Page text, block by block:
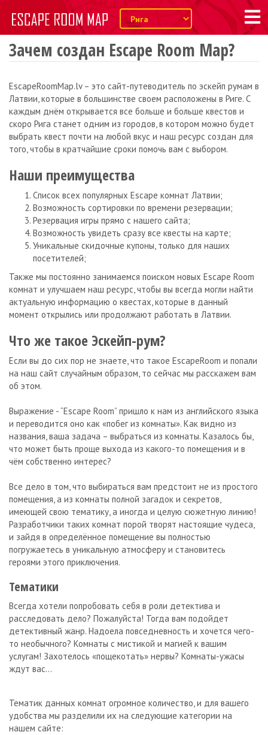
Зачем создан Escape Room Map?
EscapeRoomMap.lv – это сайт-путеводитель по эскейп румам в
Латвии, которые в большинстве своем расположены в Риге. С
каждым днём открывается все больше и больше квестов и
скоро Рига станет одним из городов, в котором можно будет
выбрать квест почти на любой вкус и наш ресурс создан для
того, чтобы в кратчайшие сроки помочь вам с выбором.
Наши преимущества
Список всех популярных Escape комнат Латвии;
Возможность сортировки по времени резервации;
Резервация игры прямо с нашего сайта;
Возможность увидеть сразу все квесты на карте;
Уникальные скидочные купоны, только для наших
посетителей;
Также мы постоянно занимаемся поиском новых Escape Room
комнат и улучшаем наш ресурс, чтобы вы всегда могли найти
актуальную информацию о квестах, которые в данный
момент открылись или продолжают работать в Латвии.
Что же такое Эскейп-рум?
Если вы до сих пор не знаете, что такое EscapeRoom и попали
на наш сайт случайным образом, то сейчас мы расскажем вам
об этом.
Выражение - “Escape Room” пришло к нам из английского языка
и переводится оно как «побег из комнаты». Как видно из
названия, ваша задача – выбраться из комнаты. Казалось бы,
что может быть проще выхода из какого-то помещения и в
чём собственно интерес?
Все дело в том, что выбираться вам предстоит не из простого
помещения, а из комнаты полной загадок и секретов,
имеющей свою тематику, а иногда и целую сюжетную линию!
Разработчики таких комнат порой творят настоящие чудеса,
и зайдя в определённое помещение вы полностью
погружаетесь в уникальную атмосферу и становитесь
героями этого приключения.
Тематики
Всегда хотели попробовать себя в роли детектива и
расследовать дело? Пожалуйста! Тогда вам подойдет
детективный жанр. Надоела повседневность и хочется чего-
то необычного? Комнаты с мистикой и магией к вашим
услугам! Захотелось «пощекотать» нервы? Комнаты-ужасы
ждут вас…
Тематик данных комнат огромное количество, и для вашего
удобства мы разделили их на следующие категории на
нашем сайте: